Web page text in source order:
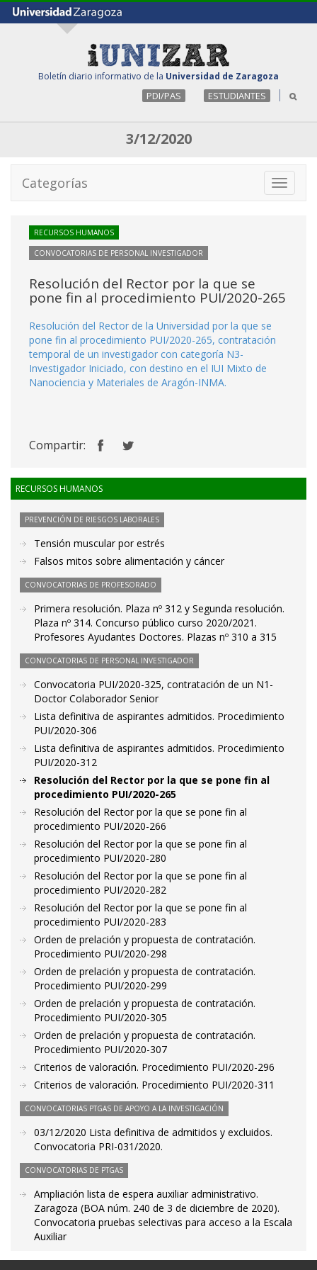
Boletín diario informativo de la Universidad de Zaragoza
PDI/PAS ESTUDIANTES
3/12/2020
Toggle
Categorías
RECURSOS HUMANOS
CONVOCATORIAS DE PERSONAL INVESTIGADOR
Resolución del Rector por la que se
pone fin al procedimiento PUI/2020-265
Resolución del Rector de la Universidad por la que se
pone fin al procedimiento PUI/2020-265, contratación
temporal de un investigador con categoría N3-
Investigador Iniciado, con destino en el IUI Mixto de
Nanociencia y Materiales de Aragón-INMA.
Compartir:
RECURSOS HUMANOS
PREVENCIÓN DE RIESGOS LABORALES
Tensión muscular por estrés
Falsos mitos sobre alimentación y cáncer
CONVOCATORIAS DE PROFESORADO
Primera resolución. Plaza nº 312 y Segunda resolución.
Plaza nº 314. Concurso público curso 2020/2021.
Profesores Ayudantes Doctores. Plazas nº 310 a 315
CONVOCATORIAS DE PERSONAL INVESTIGADOR
Convocatoria PUI/2020-325, contratación de un N1-
Doctor Colaborador Senior
Lista definitiva de aspirantes admitidos. Procedimiento
PUI/2020-306
Lista definitiva de aspirantes admitidos. Procedimiento
PUI/2020-312
Resolución del Rector por la que se pone fin al
procedimiento PUI/2020-265
Resolución del Rector por la que se pone fin al
procedimiento PUI/2020-266
Resolución del Rector por la que se pone fin al
procedimiento PUI/2020-280
Resolución del Rector por la que se pone fin al
procedimiento PUI/2020-282
Resolución del Rector por la que se pone fin al
procedimiento PUI/2020-283
Orden de prelación y propuesta de contratación.
Procedimiento PUI/2020-298
Orden de prelación y propuesta de contratación.
Procedimiento PUI/2020-299
Orden de prelación y propuesta de contratación.
Procedimiento PUI/2020-305
Orden de prelación y propuesta de contratación.
Procedimiento PUI/2020-307
Criterios de valoración. Procedimiento PUI/2020-296
Criterios de valoración. Procedimiento PUI/2020-311
CONVOCATORIAS PTGAS DE APOYO A LA INVESTIGACIÓN
03/12/2020 Lista definitiva de admitidos y excluidos.
Convocatoria PRI-031/2020.
CONVOCATORIAS DE PTGAS
Ampliación lista de espera auxiliar administrativo.
Zaragoza (BOA núm. 240 de 3 de diciembre de 2020).
Convocatoria pruebas selectivas para acceso a la Escala
Auxiliar